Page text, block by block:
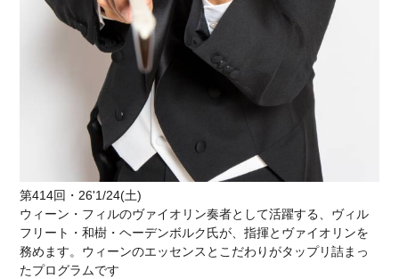
第414回・26'1/24(土)
ウィーン・フィルのヴァイオリン奏者として活躍する、ヴィル
フリート・和樹・ヘーデンボルク氏が、指揮とヴァイオリンを
務めます。ウィーンのエッセンスとこだわりがタップリ詰まっ
たプログラムです